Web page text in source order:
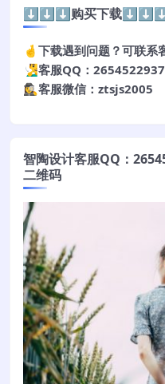
⬇️⬇️⬇️购买下载
🤞下载遇到问题？可联系
🧏‍♂️客服QQ：
🕵️‍♀️客服微信：ztsjs2005
智陶设计客服QQ：
二维码